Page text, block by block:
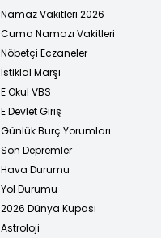
Namaz Vakitleri 2026
Cuma Namazı Vakitleri
Nöbetçi Eczaneler
İstiklal Marşı
E Okul VBS
E Devlet Giriş
Günlük Burç Yorumları
Son Depremler
Hava Durumu
Yol Durumu
2026 Dünya Kupası
Astroloji